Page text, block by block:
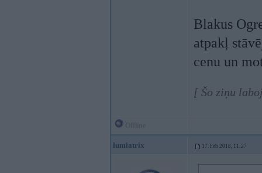
Blakus
atpakļ
cenu un
[ Šo ziņu
lumiatrix 17. Feb 2018, 11:27